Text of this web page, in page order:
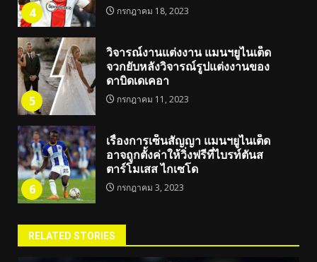
4 กรกฎาคม 18, 2023
5
วิจารณ์งานแต่งงาน แมนฯยูไนเต็ด
จวกยับหลังวิจารณ์รูปแต่งงานของ
ดาบิดเดเคอา
กรกฎาคม 11, 2023
6
เรื่องการเซ็นสัญญา แมนฯยูไนเต็ด
อาจถูกตั้งค่าให้วิ่งฟรีที่ไบรท์ตันส
ตาร์โมเสส ไกเซโด
กรกฎาคม 3, 2023
RELATED STORIES